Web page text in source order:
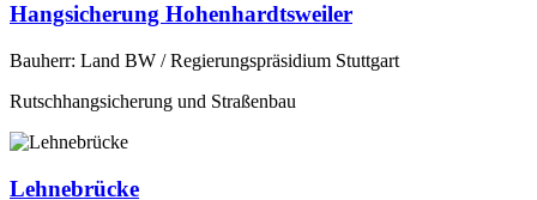
Hangsicherung Hohenhardtsweiler
Bauherr: Land BW / Regierungspräsidium Stuttgart
Rutschhangsicherung und Straßenbau
Lehnebrücke